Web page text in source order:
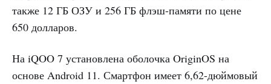
также 12 ГБ ОЗУ и 256 ГБ флэш-памяти по цене
650 долларов.
На iQOO 7 установлена оболочка OriginOS на
основе Android 11. Смартфон имеет 6,62-дюймовый